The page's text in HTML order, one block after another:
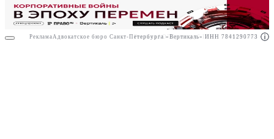
Реклама АО"Право.ру" ИНН: 7708095468
Реклама Адвокатское бюро Санкт-Петербурга «Вертикаль» ИНН 7841290773